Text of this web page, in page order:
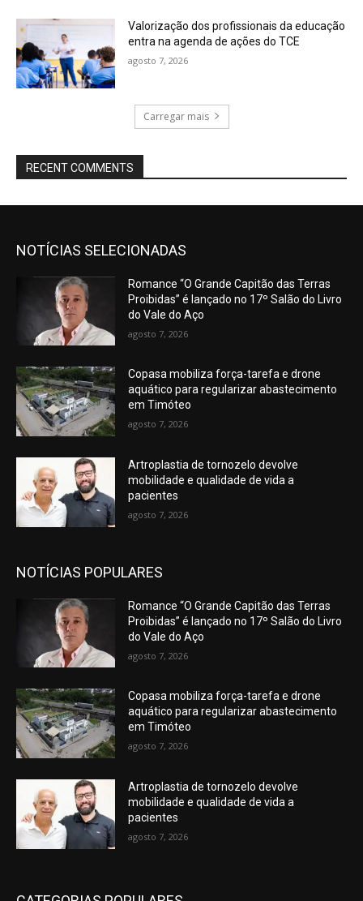
Valorização dos profissionais da educação
entra na agenda de ações do TCE
agosto 7, 2026
Carregar mais
RECENT COMMENTS
NOTÍCIAS SELECIONADAS
Romance “O Grande Capitão das Terras
Proibidas” é lançado no 17º Salão do Livro
do Vale do Aço
agosto 7, 2026
Copasa mobiliza força-tarefa e drone
aquático para regularizar abastecimento
em Timóteo
agosto 7, 2026
Artroplastia de tornozelo devolve
mobilidade e qualidade de vida a
pacientes
agosto 7, 2026
NOTÍCIAS POPULARES
Romance “O Grande Capitão das Terras
Proibidas” é lançado no 17º Salão do Livro
do Vale do Aço
agosto 7, 2026
Copasa mobiliza força-tarefa e drone
aquático para regularizar abastecimento
em Timóteo
agosto 7, 2026
Artroplastia de tornozelo devolve
mobilidade e qualidade de vida a
pacientes
agosto 7, 2026